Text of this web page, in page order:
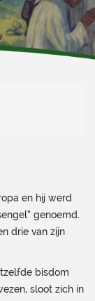
en hij werd
genoemd.
drie van zijn
bisdom
sloot zich in